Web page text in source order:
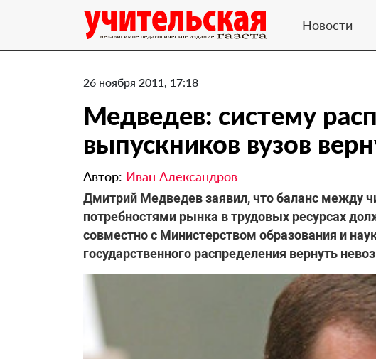
Новости
26 ноября 2011, 17:18
Медведев: систему
выпускников вузов
Автор: Иван Александров
Дмитрий Медведев заявил, что баланс между
потребностями рынка в трудовых ресурсах
совместно с Министерством образования и
государственного распределения вернуть